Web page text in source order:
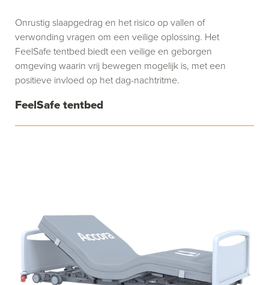
FeelSafe tentbed
Onrustig slaapgedrag en het risico op vallen of
verwonding vragen om een veilige oplossing. Het
FeelSafe tentbed biedt een veilige en geborgen
omgeving waarin vrij bewegen mogelijk is, met een
positieve invloed op het dag-nachtritme.